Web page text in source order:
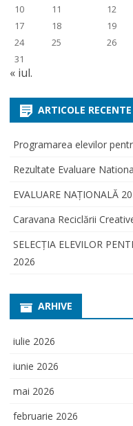
10
11 12
17
18 19
24
25 26
31
« iul.
ARTICOLE RECENTE
Programarea elevilor
Rezultate Evaluare
EVALUARE NAŢIONALĂ
Caravana Reciclării
SELECŢIA ELEVILOR
2026
ARHIVE
iulie 2026
iunie 2026
mai 2026
februarie 2026